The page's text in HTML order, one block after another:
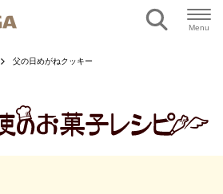
Menu
父の日めがねクッキー